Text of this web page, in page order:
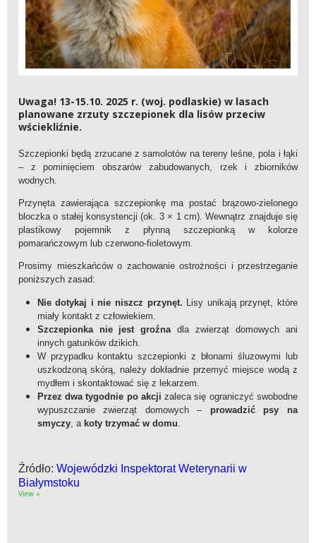
Uwaga! 13-15.10. 2025 r. (woj. podlaskie) w lasach
planowane zrzuty szczepionek dla lisów przeciw
wściekliźnie.
Szczepionki będą zrzucane z samolotów na tereny leśne, pola i łąki
– z pominięciem obszarów zabudowanych, rzek i zbiorników
wodnych.
Przynęta zawierająca szczepionkę ma postać brązowo-zielonego
bloczka o stałej konsystencji (ok. 3 × 1 cm). Wewnątrz znajduje się
plastikowy pojemnik z płynną szczepionką w kolorze
pomarańczowym lub czerwono-fioletowym.
Prosimy mieszkańców o zachowanie ostrożności i przestrzeganie
poniższych zasad:
Nie dotykaj i nie niszcz przynęt. Lisy unikają przynęt, które
miały kontakt z człowiekiem.
Szczepionka nie jest groźna dla zwierząt domowych ani
innych gatunków dzikich.
W przypadku kontaktu szczepionki z błonami śluzowymi lub
uszkodzoną skórą, należy dokładnie przemyć miejsce wodą z
mydłem i skontaktować się z lekarzem.
Przez dwa tygodnie po akcji zaleca się ograniczyć swobodne
wypuszczanie zwierząt domowych – prowadzić psy na
smyczy, a koty trzymać w domu
Źródło: Wojewódzki Inspektorat Weterynarii w
Białymstoku
View »